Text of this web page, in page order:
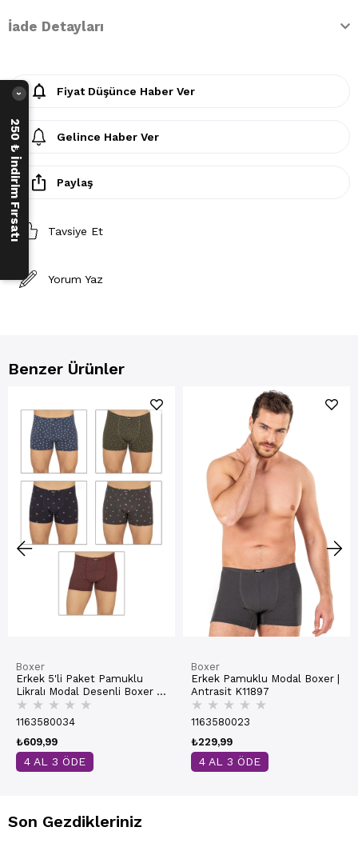
İade Detayları
Fiyat Düşünce Haber Ver
Gelince Haber Ver
Paylaş
Tavsiye Et
Yorum Yaz
Benzer Ürünler
Boxer
Erkek 5'li Paket Pamuklu
Likralı Modal Desenli Boxer |
11113
★ ★ ★ ★ ★
1163580034
₺609,99
4 AL 3 ÖDE
Boxer
Erkek Pamuklu Modal Boxer |
Antrasit K11897
★ ★ ★ ★ ★
1163580023
₺229,99
4 AL 3 ÖDE
Son Gezdikleriniz
250 ₺ İndirim Fırsatı
›